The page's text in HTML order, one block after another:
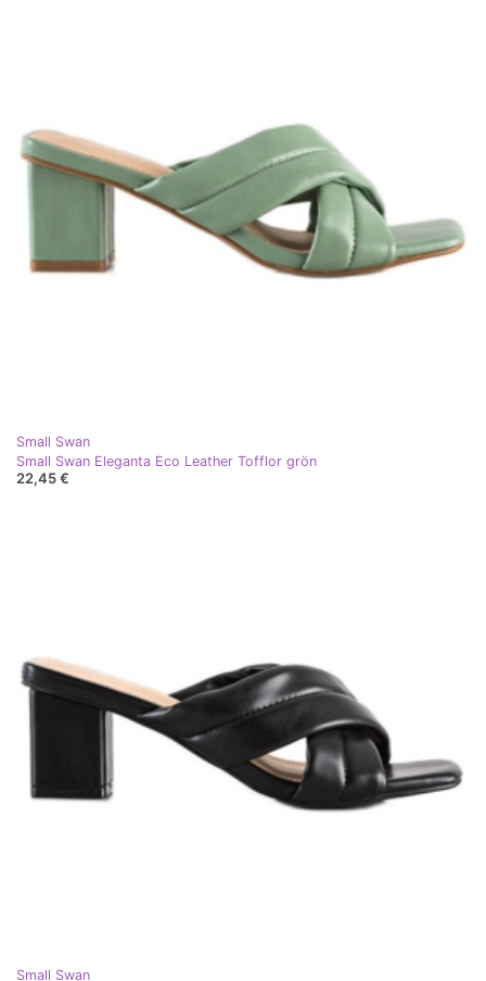
Small Swan
Small Swan Eleganta Eco Leather Tofflor grön
22,45 €
Small Swan